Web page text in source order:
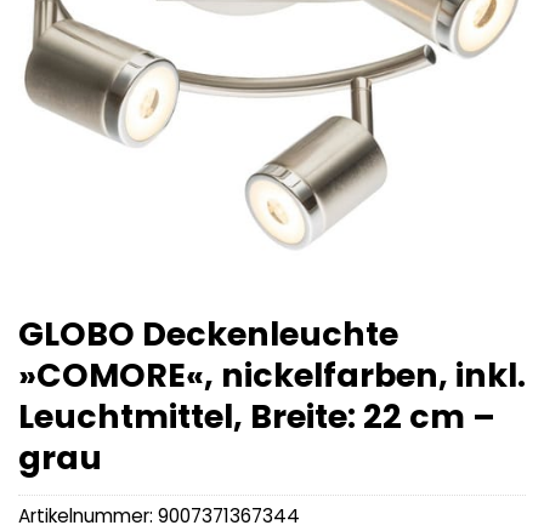
GLOBO Deckenleuchte
»COMORE«, nickelfarben, inkl.
Leuchtmittel, Breite: 22 cm –
grau
Artikelnummer: 9007371367344